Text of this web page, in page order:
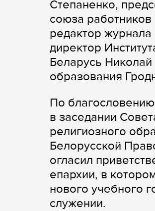
Степаненко,
союза
редактор
директор
Беларусь
образования
По
в заседании
религиозного
Белорусской
огласил
епархии, в
нового учебного
служении.